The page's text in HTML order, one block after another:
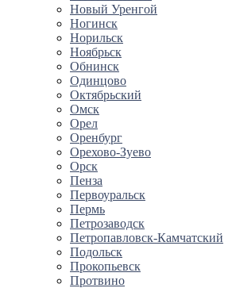
Новый Уренгой
Ногинск
Норильск
Ноябрьск
Обнинск
Одинцово
Октябрьский
Омск
Орел
Оренбург
Орехово-Зуево
Орск
Пенза
Первоуральск
Пермь
Петрозаводск
Петропавловск-Камчатский
Подольск
Прокопьевск
Протвино